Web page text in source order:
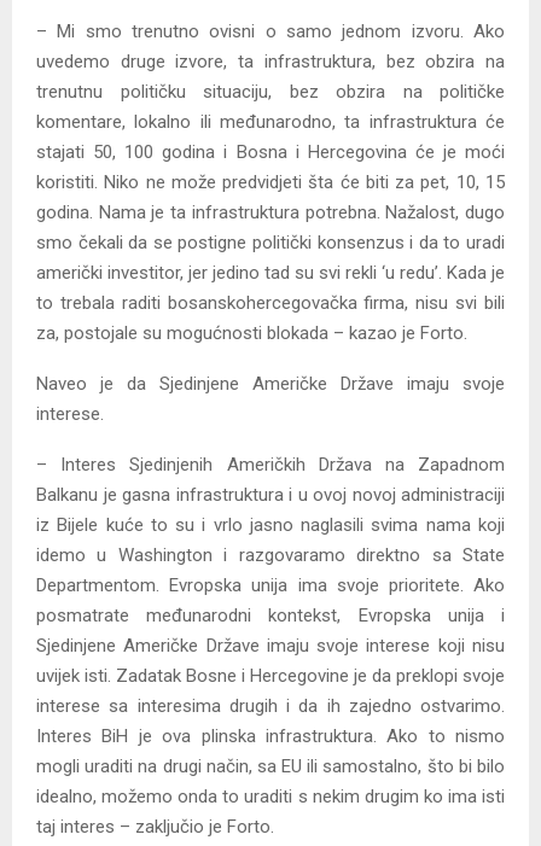
– Mi smo trenutno ovisni o samo jednom izvoru. Ako
uvedemo druge izvore, ta infrastruktura, bez obzira na
trenutnu političku situaciju, bez obzira na političke
komentare, lokalno ili međunarodno, ta infrastruktura će
stajati 50, 100 godina i Bosna i Hercegovina će je moći
koristiti. Niko ne može predvidjeti šta će biti za pet, 10, 15
godina. Nama je ta infrastruktura potrebna. Nažalost, dugo
smo čekali da se postigne politički konsenzus i da to uradi
američki investitor, jer jedino tad su svi rekli ‘u redu’. Kada je
to trebala raditi bosanskohercegovačka firma, nisu svi bili
za, postojale su mogućnosti blokada – kazao je Forto.
Naveo je da Sjedinjene Američke Države imaju svoje
interese.
– Interes Sjedinjenih Američkih Država na Zapadnom
Balkanu je gasna infrastruktura i u ovoj novoj administraciji
iz Bijele kuće to su i vrlo jasno naglasili svima nama koji
idemo u Washington i razgovaramo direktno sa State
Departmentom. Evropska unija ima svoje prioritete. Ako
posmatrate međunarodni kontekst, Evropska unija i
Sjedinjene Američke Države imaju svoje interese koji nisu
uvijek isti. Zadatak Bosne i Hercegovine je da preklopi svoje
interese sa interesima drugih i da ih zajedno ostvarimo.
Interes BiH je ova plinska infrastruktura. Ako to nismo
mogli uraditi na drugi način, sa EU ili samostalno, što bi bilo
idealno, možemo onda to uraditi s nekim drugim ko ima isti
taj interes – zaključio je Forto.